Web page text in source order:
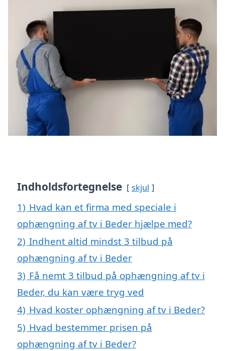
Indholdsfortegnelse skjul
1) Hvad kan et firma med speciale i
ophængning af tv i Beder hjælpe med?
2) Indhent altid mindst 3 tilbud på
ophængning af tv i Beder
3) Få nemt 3 tilbud på ophængning af tv i
Beder, du kan være tryg ved
4) Hvad koster ophængning af tv i Beder?
5) Hvad bestemmer prisen på
ophængning af tv i Beder?